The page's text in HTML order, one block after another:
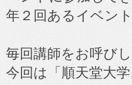
年２回あるイベン
毎回講師をお呼び
今回は「順天堂大